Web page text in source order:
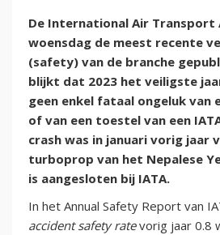
De International Air Transport
woensdag de meest recente
(safety) van de branche
blijkt dat 2023 het veiligste
geen enkel fataal ongeluk van
of van een toestel van een
crash was in januari vorig jaar
turboprop van het Nepalese
is aangesloten bij IATA.
In het Annual Safety Report van
accident safety ratevorig jaar 0.8